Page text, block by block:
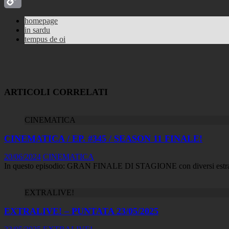
Link
homepage
in sardu
tempus de oi
ARTICOLI CORRELATI
CINEMATICA
CINEMATICA / EP. #345 / SEASON 11 FINALE!
20/06/2024 CINEMATICA
In questo episodio: GRAN FINALE DI STAGIONE con diversi
EXTRALIVE!
EXTRALIVE! – PUNTATA 23/05/2025